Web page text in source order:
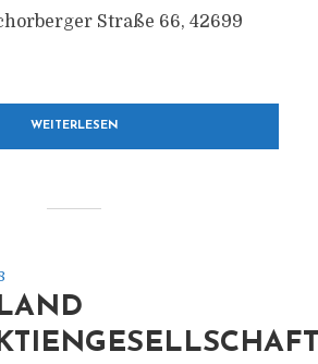
Straße 66, 42699
WEITERLESEN